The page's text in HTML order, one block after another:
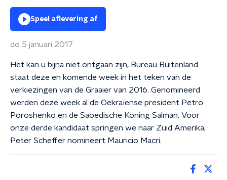
Speel aflevering af
do 5 januari 2017
Het kan u bijna niet ontgaan zijn, Bureau Buitenland
staat deze en komende week in het teken van de
verkiezingen van de Graaier van 2016. Genomineerd
werden deze week al de Oekraïense president Petro
Poroshenko en de Saoedische Koning Salman. Voor
onze derde kandidaat springen we naar Zuid Amerika,
Peter Scheffer nomineert Mauricio Macri.